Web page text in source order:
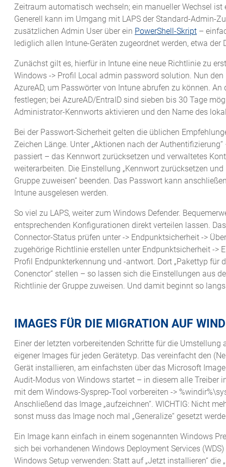
Zeitraum automatisch wechseln; ein manueller Wechsel
Generell kann im Umgang mit LAPS der Standard-Admin-
zusätzlichen Admin User über ein PowerShell-Skript –
lediglich allen Intune-Geräten zugeordnet werden, etwa der
Zunächst gilt es, hierfür in Intune eine neue Richtlinie zu
Windows -> Profil Local admin password solution. Nun
AzureAD, um Passwörter von Intune abrufen zu können.
festlegen; bei AzureAD/EntraID sind sieben bis 30 Tage
Administrator-Kennworts aktivieren und den Name des
Bei der Passwort-Sicherheit gelten die üblichen
Zeichen Länge. Unter „Aktionen nach der
passiert – das Kennwort zurücksetzen und verwaltetes
weiterarbeiten. Die Einstellung „Kennwort zurücksetzen
Gruppe zuweisen“ beenden. Das Passwort kann
Intune ausgelesen werden.
So viel zu LAPS, weiter zum Windows Defender.
entsprechenden Konfigurationen direkt verteilen lassen.
Connector-Status prüfen unter -> Endpunktsicherheit ->
zugehörige Richtlinie erstellen unter Endpunktsicherheit ->
Profil Endpunkterkennung und -antwort. Dort „Pakettyp
Conenctor“ stellen – so lassen sich die Einstellungen aus
Richtlinie der Gruppe zuweisen. Und damit beginnt so
IMAGES FÜR DIE MIGRATION AUF
Einer der letzten vorbereitenden Schritte für die
eigener Images für jeden Gerätetyp. Das vereinfacht den
Gerät installieren, am einfachsten über das Microsoft
Audit-Modus von Windows startet – in diesem alle Treiber
mit dem Windows-Sysprep-Tool vorbereiten ->
Anschließend das Image „aufzeichnen“. WICHTIG: Nicht
sonst muss das Image noch mal „Generalize“ gesetzt
Ein Image kann einfach in einem sogenannten Windows
sich bei vorhandenen Windows Deployment Services
Windows Setup verwenden: Statt auf „Jetzt installieren“